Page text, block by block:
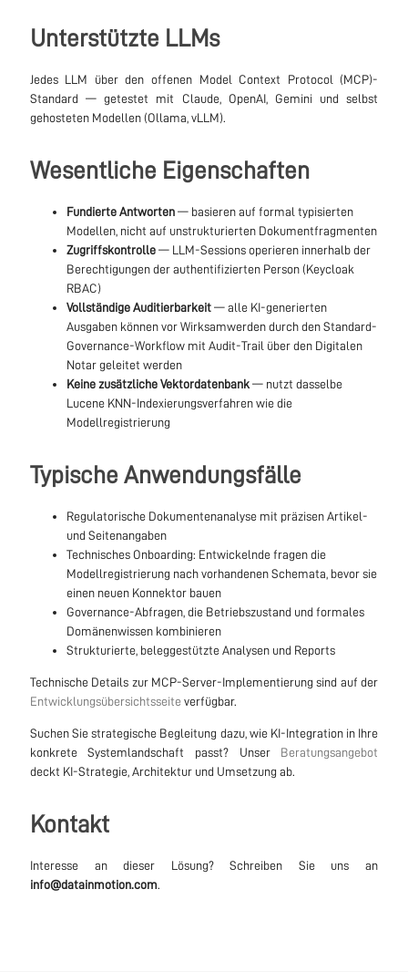
Unterstützte LLMs
Jedes LLM über den offenen Model Context Protocol (MCP)-
Standard — getestet mit Claude, OpenAI, Gemini und selbst
gehosteten Modellen (Ollama, vLLM).
Wesentliche Eigenschaften
Fundierte Antworten— basieren auf formal typisierten
Modellen, nicht auf unstrukturierten Dokumentfragmenten
Zugriffskontrolle— LLM-Sessions operieren innerhalb der
Berechtigungen der authentifizierten Person (Keycloak
RBAC)
Vollständige Auditierbarkeit— alle KI-generierten
Ausgaben können vor Wirksamwerden durch den Standard-
Governance-Workflow mit Audit-Trail über den Digitalen
Notar geleitet werden
Keine zusätzliche Vektordatenbank— nutzt dasselbe
Lucene KNN-Indexierungsverfahren wie die
Modellregistrierung
Typische Anwendungsfälle
Regulatorische Dokumentenanalyse mit präzisen Artikel-
und Seitenangaben
Technisches Onboarding: Entwickelnde fragen die
Modellregistrierung nach vorhandenen Schemata, bevor sie
einen neuen Konnektor bauen
Governance-Abfragen, die Betriebszustand und formales
Domänenwissen kombinieren
Strukturierte, beleggestützte Analysen und Reports
Technische Details zur MCP-Server-Implementierung sind auf der
Entwicklungsübersichtsseite verfügbar.
Suchen Sie strategische Begleitung dazu, wie KI-Integration in Ihre
konkrete Systemlandschaft passt? Unser Beratungsangebot
deckt KI-Strategie, Architektur und Umsetzung ab.
Kontakt
Interesse an dieser Lösung? Schreiben Sie uns an
info@datainmotion.com.